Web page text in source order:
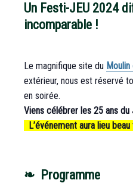
Un Festi-JEU 2024
incomparable !
Le magnifique site du
extérieur, nous est réservé
en soirée.
Viens célébrer les 25 ans du
L’événement aura lieu
❧ Programme